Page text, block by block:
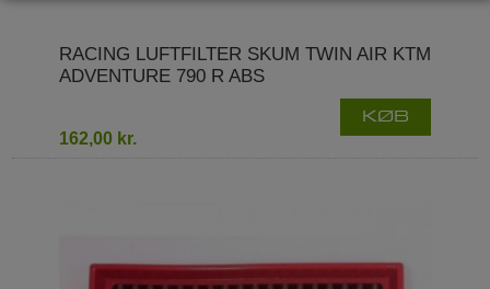
RACING LUFTFILTER SKUM TWIN AIR KTM
ADVENTURE 790 R ABS
162,00 kr.
KØB